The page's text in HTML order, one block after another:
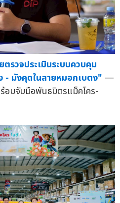
วจประเมินระบบควบคุม
มังคุดในสายหมอกเบตง" —
อมจับมือพันธมิตรแม็คโคร-